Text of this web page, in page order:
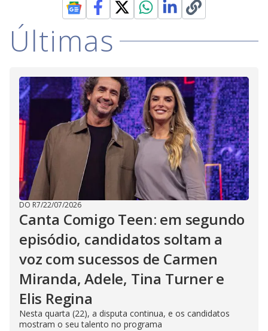
Últimas
DO R7/22/07/2026
Canta Comigo Teen: em segundo
episódio, candidatos soltam a
voz com sucessos de Carmen
Miranda, Adele, Tina Turner e
Elis Regina
Nesta quarta (22), a disputa continua, e os candidatos
mostram o seu talento no programa